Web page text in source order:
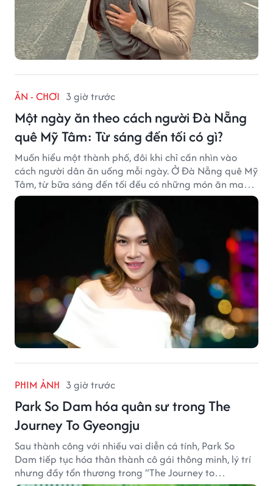
ĂN - CHƠI 3 giờ trước
Một ngày ăn theo cách người Đà Nẵng
quê Mỹ Tâm: Từ sáng đến tối có gì?
Muốn hiểu một thành phố, đôi khi chỉ cần nhìn vào
cách người dân ăn uống mỗi ngày. Ở Đà Nẵng quê Mỹ
Tâm, từ bữa sáng đến tối đều có những món ăn mang
đậm dấu ấn miền Trung.
PHIM ẢNH 3 giờ trước
Park So Dam hóa quân sư trong The
Journey To Gyeongju
Sau thành công với nhiều vai diễn cá tính, Park So
Dam tiếp tục hóa thân thành cô gái thông minh, lý trí
nhưng đầy tổn thương trong “The Journey to